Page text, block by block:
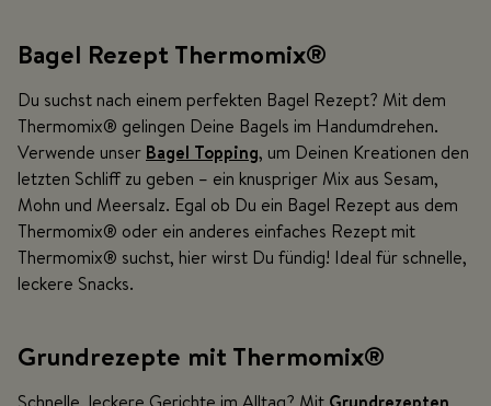
Bagel Rezept Thermomix®
Du suchst nach einem perfekten Bagel Rezept? Mit dem
Thermomix® gelingen Deine Bagels im Handumdrehen.
Verwende unser Bagel Topping, um Deinen Kreationen den
letzten Schliff zu geben – ein knuspriger Mix aus Sesam,
Mohn und Meersalz. Egal ob Du ein Bagel Rezept aus dem
Thermomix® oder ein anderes einfaches Rezept mit
Thermomix® suchst, hier wirst Du fündig! Ideal für schnelle,
leckere Snacks.
Grundrezepte mit Thermomix®